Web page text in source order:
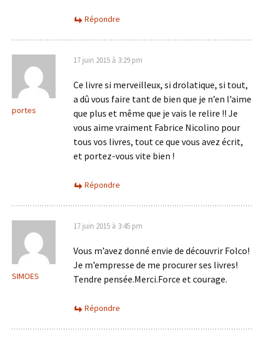
Répondre
portes
17 juin 2015 à 3:29 pm
Ce livre si merveilleux, si drolatique, si tout,
a dû vous faire tant de bien que je n’en l’aime
que plus et même que je vais le relire !! Je
vous aime vraiment Fabrice Nicolino pour
tous vos livres, tout ce que vous avez écrit,
et portez-vous vite bien !
Répondre
SIMOES
17 juin 2015 à 3:45 pm
Vous m’avez donné envie de découvrir Folco!
Je m’empresse de me procurer ses livres!
Tendre pensée.Merci.Force et courage.
Répondre